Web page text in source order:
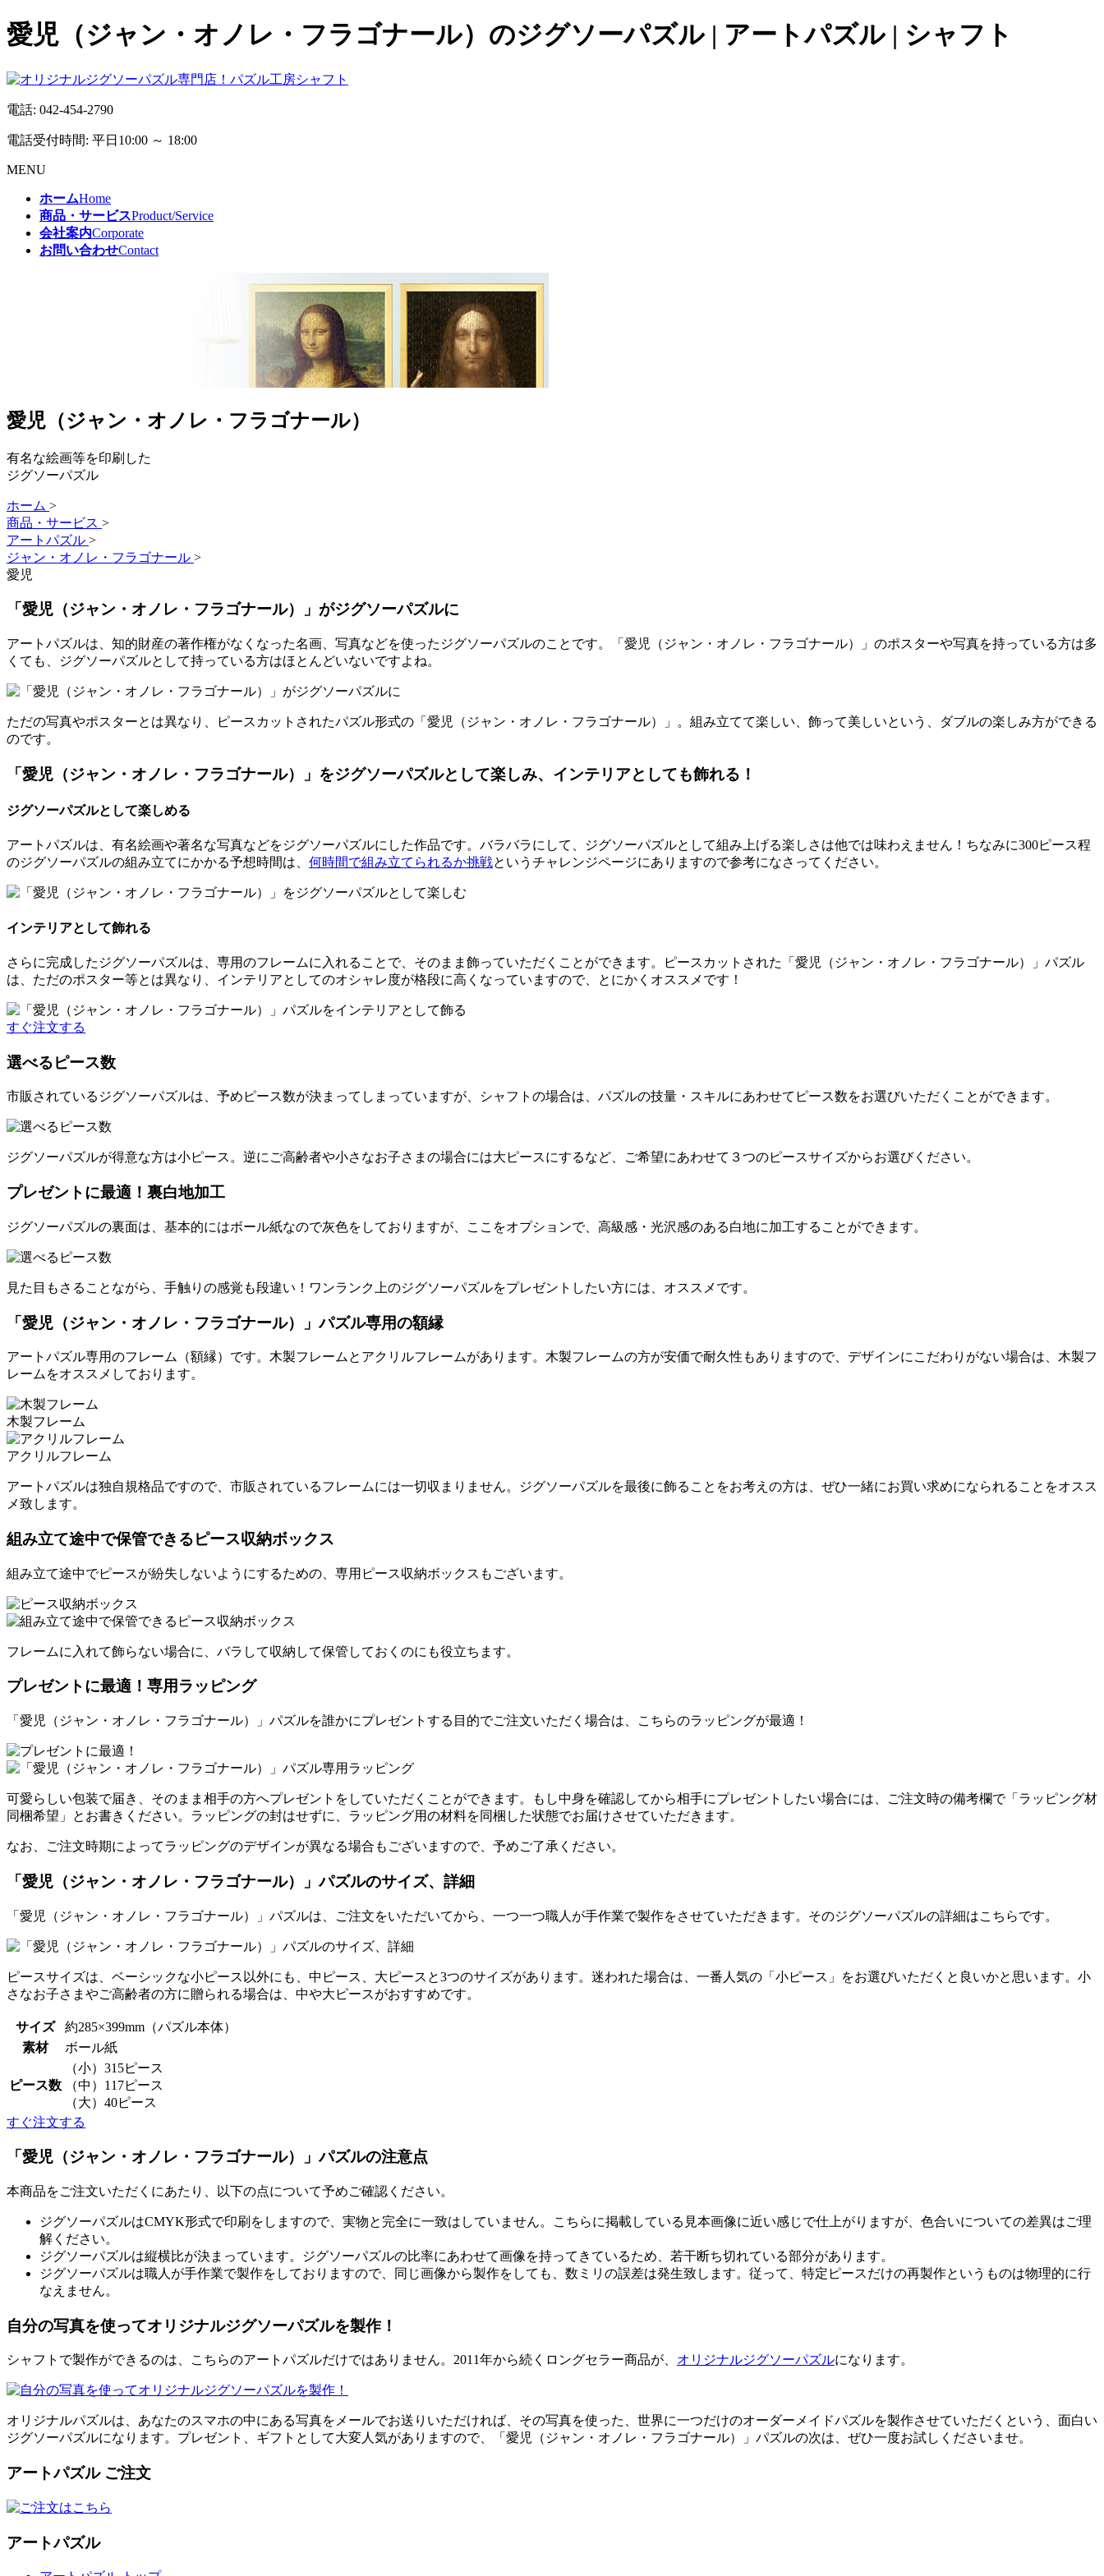
愛児（ジャン・オノレ・フラゴナール）のジグソーパズル | アートパズル | シャフト
電話: 042-454-2790
電話受付時間: 平日10:00 ～ 18:00
MENU
ホームHome
商品・サービスProduct/Service
会社案内Corporate
お問い合わせContact
愛児（ジャン・オノレ・フラゴナール）
有名な絵画等を印刷した
ジグソーパズル
ホーム >
商品・サービス >
アートパズル >
ジャン・オノレ・フラゴナール >
愛児
「愛児（ジャン・オノレ・フラゴナール）」がジグソーパズルに
アートパズルは、知的財産の著作権がなくなった名画、写真などを使ったジグソーパズルのことです。「愛児（ジャン・オノレ・フラゴナール）」のポスターや写真を持っている方は多
くても、ジグソーパズルとして持っている方はほとんどいないですよね。
ただの写真やポスターとは異なり、ピースカットされたパズル形式の「愛児（ジャン・オノレ・フラゴナール）」。組み立てて楽しい、飾って美しいという、ダブルの楽しみ方ができる
のです。
「愛児（ジャン・オノレ・フラゴナール）」をジグソーパズルとして楽しみ、インテリアとしても飾れる！
ジグソーパズルとして楽しめる
アートパズルは、有名絵画や著名な写真などをジグソーパズルにした作品です。バラバラにして、ジグソーパズルとして組み上げる楽しさは他では味わえません！ちなみに300ピース程
のジグソーパズルの組み立てにかかる予想時間は、 何時間で組み立てられるか挑戦というチャレンジページにありますので参考になさってください。
インテリアとして飾れる
さらに完成したジグソーパズルは、専用のフレームに入れることで、そのまま飾っていただくことができます。ピースカットされた「愛児（ジャン・オノレ・フラゴナール）」パズル
は、ただのポスター等とは異なり、インテリアとしてのオシャレ度が格段に高くなっていますので、とにかくオススメです！
すぐ注文する
選べるピース数
市販されているジグソーパズルは、予めピース数が決まってしまっていますが、シャフトの場合は、パズルの技量・スキルにあわせてピース数をお選びいただくことができます。
ジグソーパズルが得意な方は小ピース。逆にご高齢者や小さなお子さまの場合には大ピースにするなど、ご希望にあわせて３つのピースサイズからお選びください。
プレゼントに最適！裏白地加工
ジグソーパズルの裏面は、基本的にはボール紙なので灰色をしておりますが、ここをオプションで、高級感・光沢感のある白地に加工することができます。
見た目もさることながら、手触りの感覚も段違い！ワンランク上のジグソーパズルをプレゼントしたい方には、オススメです。
「愛児（ジャン・オノレ・フラゴナール）」パズル専用の額縁
アートパズル専用のフレーム（額縁）です。木製フレームとアクリルフレームがあります。木製フレームの方が安価で耐久性もありますので、デザインにこだわりがない場合は、木製フ
レームをオススメしております。
木製フレーム
アクリルフレーム
アートパズルは独自規格品ですので、市販されているフレームには一切収まりません。ジグソーパズルを最後に飾ることをお考えの方は、ぜひ一緒にお買い求めになられることをオスス
メ致します。
組み立て途中で保管できるピース収納ボックス
組み立て途中でピースが紛失しないようにするための、専用ピース収納ボックスもございます。
フレームに入れて飾らない場合に、バラして収納して保管しておくのにも役立ちます。
プレゼントに最適！専用ラッピング
「愛児（ジャン・オノレ・フラゴナール）」パズルを誰かにプレゼントする目的でご注文いただく場合は、こちらのラッピングが最適！
可愛らしい包装で届き、そのまま相手の方へプレゼントをしていただくことができます。もし中身を確認してから相手にプレゼントしたい場合には、ご注文時の備考欄で「ラッピング材
同梱希望」とお書きください。ラッピングの封はせずに、ラッピング用の材料を同梱した状態でお届けさせていただきます。
なお、ご注文時期によってラッピングのデザインが異なる場合もございますので、予めご了承ください。
「愛児（ジャン・オノレ・フラゴナール）」パズルのサイズ、詳細
「愛児（ジャン・オノレ・フラゴナール）」パズルは、ご注文をいただいてから、一つ一つ職人が手作業で製作をさせていただきます。そのジグソーパズルの詳細はこちらです。
ピースサイズは、ベーシックな小ピース以外にも、中ピース、大ピースと3つのサイズがあります。迷われた場合は、一番人気の「小ピース」をお選びいただくと良いかと思います。小
さなお子さまやご高齢者の方に贈られる場合は、中や大ピースがおすすめです。
サイズ
約285×399mm（パズル本体）
素材
ボール紙
ピース数
（小）315ピース
（中）117ピース
（大）40ピース
すぐ注文する
「愛児（ジャン・オノレ・フラゴナール）」パズルの注意点
本商品をご注文いただくにあたり、以下の点について予めご確認ください。
ジグソーパズルはCMYK形式で印刷をしますので、実物と完全に一致はしていません。こちらに掲載している見本画像に近い感じで仕上がりますが、色合いについての差異はご理
解ください。
ジグソーパズルは縦横比が決まっています。ジグソーパズルの比率にあわせて画像を持ってきているため、若干断ち切れている部分があります。
ジグソーパズルは職人が手作業で製作をしておりますので、同じ画像から製作をしても、数ミリの誤差は発生致します。従って、特定ピースだけの再製作というものは物理的に行
なえません。
自分の写真を使ってオリジナルジグソーパズルを製作！
シャフトで製作ができるのは、こちらのアートパズルだけではありません。2011年から続くロングセラー商品が、 オリジナルジグソーパズルになります。
オリジナルパズルは、あなたのスマホの中にある写真をメールでお送りいただければ、その写真を使った、世界に一つだけのオーダーメイドパズルを製作させていただくという、面白い
ジグソーパズルになります。プレゼント、ギフトとして大変人気がありますので、「愛児（ジャン・オノレ・フラゴナール）」パズルの次は、ぜひ一度お試しくださいませ。
アートパズル ご注文
アートパズル